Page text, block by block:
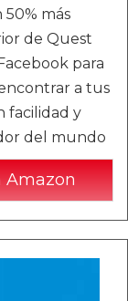
más
de Quest
para
a tus
facilidad y
del mundo
Amazon